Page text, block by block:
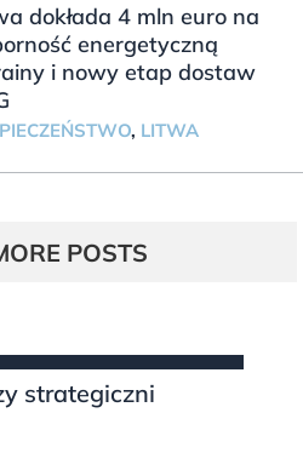
dokłada 4 mln euro na
energetyczną
i nowy etap dostaw
, LITWA
POSTS
strategiczni